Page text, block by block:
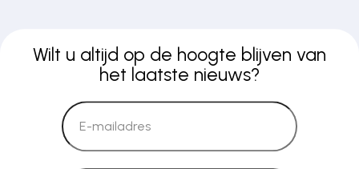
Wilt u altijd op de hoogte blijven van
het laatste nieuws?